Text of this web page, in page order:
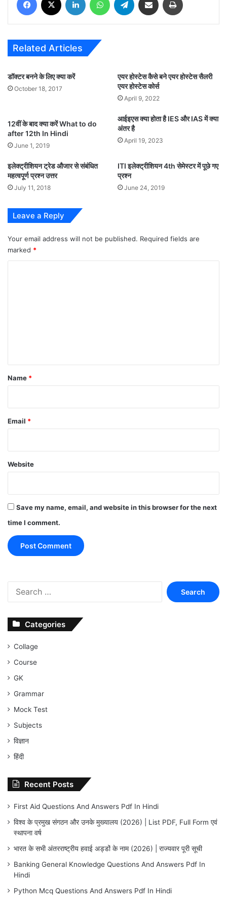
Related Articles
डॉक्टर बनने के लिए क्या करें
October 18, 2017
एयर होस्टेस कैसे बने एयर होस्टेस सैलरी
एयर होस्टेस कोर्स
April 9, 2022
12वीं के बाद क्या करें What to do
after 12th In Hindi
June 1, 2019
आईइएस क्या होता है IES और IAS में क्या
अंतर है
April 19, 2023
इलेक्ट्रीशियन ट्रेड औजार से संबंधित
महत्वपूर्ण प्रश्न उत्तर
July 11, 2018
ITI इलेक्ट्रीशियन 4th सेमेस्टर में पूछे गए
प्रश्न
June 24, 2019
Leave a Reply
Your email address will not be published. Required fields are
marked *
*
Name *
Email *
Website
Save my name, email, and website in this browser for the next
time I comment.
Search
for:
Categories
Collage
Course
GK
Grammar
Mock Test
Subjects
विज्ञान
हिंदी
Recent Posts
First Aid Questions And Answers Pdf In Hindi
विश्व के प्रमुख संगठन और उनके मुख्यालय (2026) | List PDF, Full Form एवं
स्थापना वर्ष
भारत के सभी अंतरराष्ट्रीय हवाई अड्डों के नाम (2026) | राज्यवार पूरी सूची
Banking General Knowledge Questions And Answers Pdf In
Hindi
Python Mcq Questions And Answers Pdf In Hindi